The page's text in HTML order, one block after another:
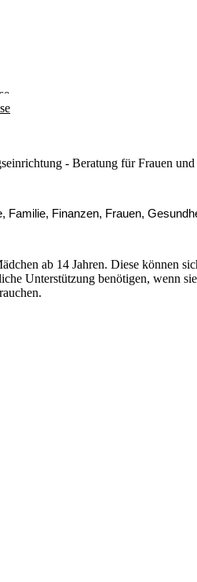
- Beratung für Frauen
Familie, Finanzen, Frauen,
ab 14 Jahren. Diese können
Unterstützung benötigen, wenn